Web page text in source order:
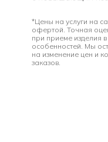
*Цены на услуги на
офертой. Точная
при приеме изделия
особенностей. Мы
на изменение цен и
заказов.